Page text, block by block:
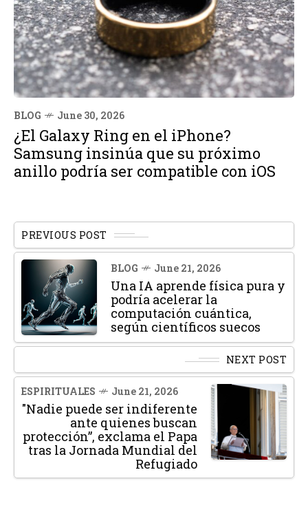
BLOG June 30, 2026
¿El Galaxy Ring en el iPhone?
Samsung insinúa que su próximo
anillo podría ser compatible con iOS
PREVIOUS POST
BLOG June 21, 2026
Una IA aprende física pura y
podría acelerar la
computación cuántica,
según científicos suecos
NEXT POST
ESPIRITUALES June 21, 2026
"Nadie puede ser indiferente
ante quienes buscan
protección”, exclama el Papa
tras la Jornada Mundial del
Refugiado